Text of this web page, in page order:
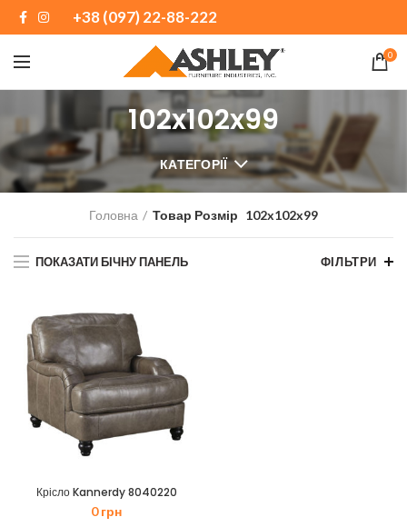
+38 (097) 22-88-222
0
102x102x99
КАТЕГОРІЇ
Головна Товар Розмір 102x102x99
ПОКАЗАТИ БІЧНУ ПАНЕЛЬ ФІЛЬТРИ
Крісло Kannerdy 8040220
0грн